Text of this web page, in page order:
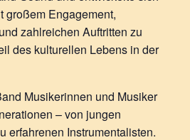
großem Engagement,
zahlreichen Auftritten zu
des kulturellen Lebens in der
Musikerinnen und Musiker
– von jungen
erfahrenen Instrumentalisten.